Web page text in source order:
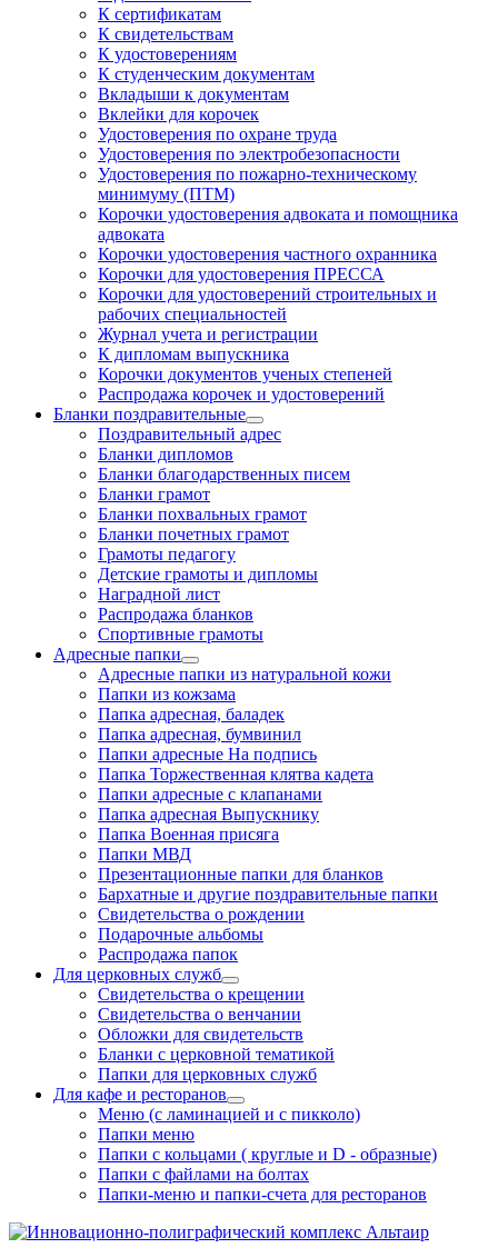
К сертификатам
К свидетельствам
К удостоверениям
К студенческим документам
Вкладыши к документам
Вклейки для корочек
Удостоверения по охране труда
Удостоверения по электробезопасности
Удостоверения по пожарно-техническому
минимуму (ПТМ)
Корочки удостоверения адвоката и помощника
адвоката
Корочки удостоверения частного охранника
Корочки для удостоверения ПРЕССА
Корочки для удостоверений строительных и
рабочих специальностей
Журнал учета и регистрации
К дипломам выпускника
Корочки документов ученых степеней
Распродажа корочек и удостоверений
Бланки поздравительные
Поздравительный адрес
Бланки дипломов
Бланки благодарственных писем
Бланки грамот
Бланки похвальных грамот
Бланки почетных грамот
Грамоты педагогу
Детские грамоты и дипломы
Наградной лист
Распродажа бланков
Спортивные грамоты
Адресные папки
Адресные папки из натуральной кожи
Папки из кожзама
Папка адресная, баладек
Папка адресная, бумвинил
Папки адресные На подпись
Папка Торжественная клятва кадета
Папки адресные с клапанами
Папка адресная Выпускнику
Папка Военная присяга
Папки МВД
Презентационные папки для бланков
Бархатные и другие поздравительные папки
Свидетельства о рождении
Подарочные альбомы
Распродажа папок
Для церковных служб
Свидетельства о крещении
Свидетельства о венчании
Обложки для свидетельств
Бланки с церковной тематикой
Папки для церковных служб
Для кафе и ресторанов
Меню (с ламинацией и с пикколо)
Папки меню
Папки с кольцами ( круглые и D - образные)
Папки с файлами на болтах
Папки-меню и папки-счета для ресторанов